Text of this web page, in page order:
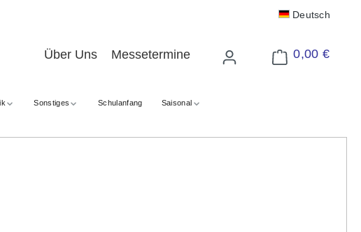
Deutsch
Über Uns Messetermine 0,00 €
Warenkorb enthält
Sonstiges Schulanfang Saisonal